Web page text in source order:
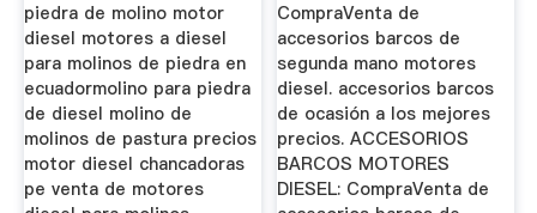
piedra de molino motor
diesel motores a diesel
para molinos de piedra en
ecuadormolino para piedra
de diesel molino de
molinos de pastura precios
motor diesel chancadoras
pe venta de motores
CompraVenta de
accesorios barcos de
segunda mano motores
diesel. accesorios barcos
de ocasión a los mejores
precios. ACCESORIOS
BARCOS MOTORES
DIESEL: CompraVenta de